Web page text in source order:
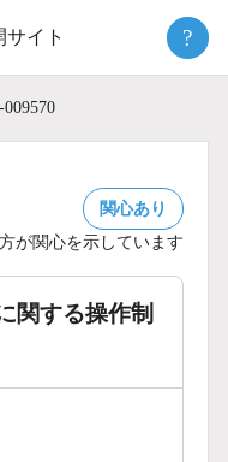
イト ?
009570
関心あり
が関心を示しています
関する操作制